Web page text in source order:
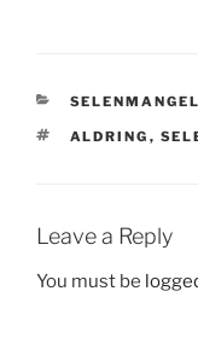
CATEGORIES
SELENMANGEL
TAGS
ALDRING ,
Leave a Reply
You must be